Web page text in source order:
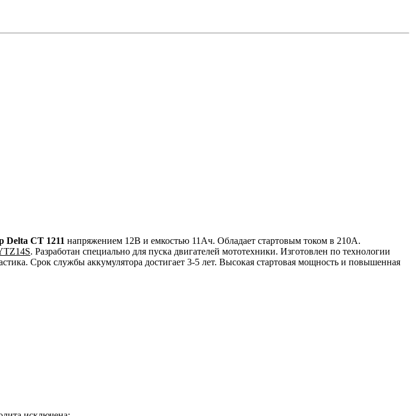
Delta CT 1211 напряжением 12В и емкостью 11Ач. Обладает стартовым током в 210А.
. Разработан специально для пуска двигателей мототехники. Изготовлен по технологии
Срок службы аккумулятора достигает 3-5 лет. Высокая стартовая мощность и повышенная